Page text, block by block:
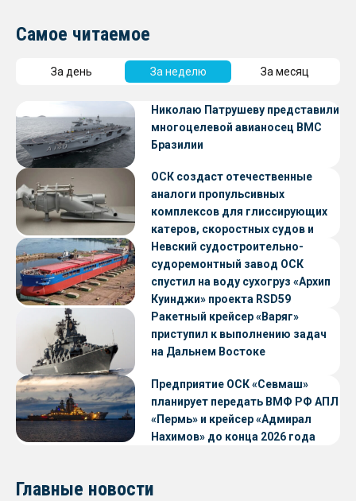
Самое читаемое
За день За неделю За месяц
Николаю Патрушеву представили
многоцелевой авианосец ВМС
Бразилии
ОСК создаст отечественные
аналоги пропульсивных
комплексов для глиссирующих
катеров, скоростных судов и
судов с малой осадкой
Невский судостроительно-
судоремонтный завод ОСК
спустил на воду сухогруз «Архип
Куинджи» проекта RSD59
Ракетный крейсер «Варяг»
приступил к выполнению задач
на Дальнем Востоке
Предприятие ОСК «Севмаш»
планирует передать ВМФ РФ АПЛ
«Пермь» и крейсер «Адмирал
Нахимов» до конца 2026 года
Главные новости